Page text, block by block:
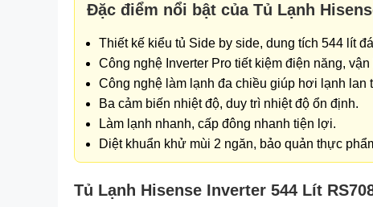
Đặc điểm nổi bật của Tủ Lạnh
Thiết kế kiểu tủ Side by side, dung tích 544 lít
Công nghệ Inverter Pro tiết kiệm điện năng,
Công nghệ làm lạnh đa chiều giúp hơi lạnh lan
Ba cảm biến nhiệt độ, duy trì nhiệt độ ổn định.
Làm lạnh nhanh, cấp đông nhanh tiện lợi.
Diệt khuẩn khử mùi 2 ngăn, bảo quản thực
Tủ Lạnh Hisense Inverter 544 Lít